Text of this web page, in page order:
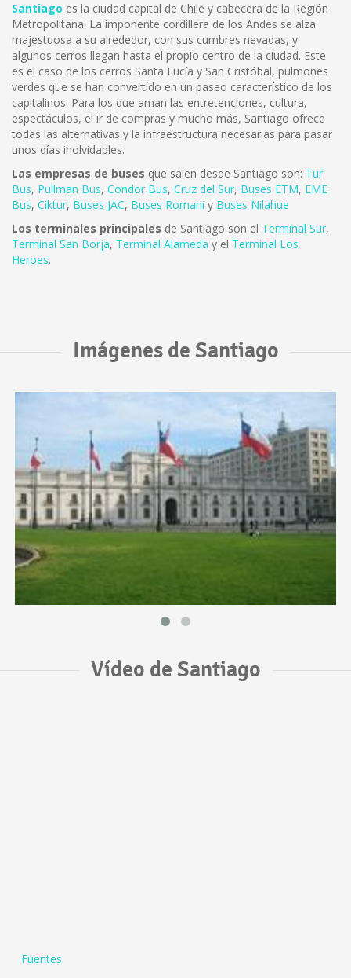
Santiago es la ciudad capital de Chile y cabecera de la Región
Metropolitana. La imponente cordillera de los Andes se alza
majestuosa a su alrededor, con sus cumbres nevadas, y
algunos cerros llegan hasta el propio centro de la ciudad. Este
es el caso de los cerros Santa Lucía y San Cristóbal, pulmones
verdes que se han convertido en un paseo característico de los
capitalinos. Para los que aman las entretenciones, cultura,
espectáculos, el ir de compras y mucho más, Santiago ofrece
todas las alternativas y la infraestructura necesarias para pasar
unos días inolvidables.
Las empresas de buses que salen desde Santiago son: Tur
Bus, Pullman Bus, Condor Bus, Cruz del Sur, Buses ETM, EME
Bus, Ciktur, Buses JAC, Buses Romani y Buses Nilahue
Los terminales principales de Santiago son el Terminal Sur,
Terminal San Borja, Terminal Alameda y el Terminal Los
Heroes.
Imágenes de Santiago
Vídeo de Santiago
Fuentes